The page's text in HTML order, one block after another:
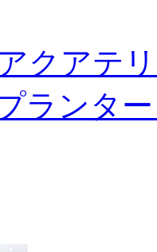
アクアテ
ランタ